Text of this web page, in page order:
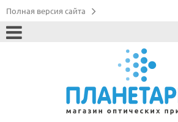
Полная версия сайта